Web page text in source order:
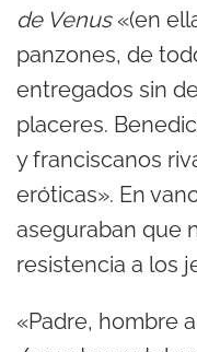
de Venus«(en
panzones, de
entregados sin
placeres.
y franciscanos
eróticas». En
aseguraban que
resistencia a los
«Padre, hombre